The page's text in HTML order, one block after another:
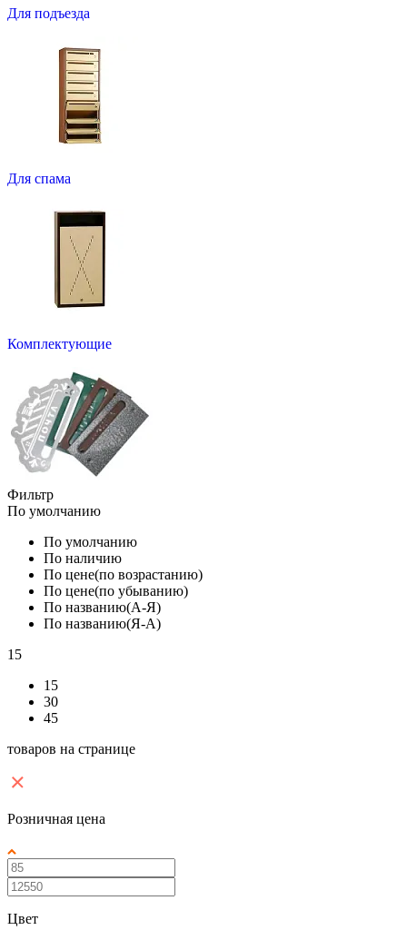
Для подъезда
Для спама
Комплектующие
Фильтр
По умолчанию
По умолчанию
По наличию
По цене(по возрастанию)
По цене(по убыванию)
По названию(А-Я)
По названию(Я-А)
15
15
30
45
товаров на странице
Розничная цена
Цвет